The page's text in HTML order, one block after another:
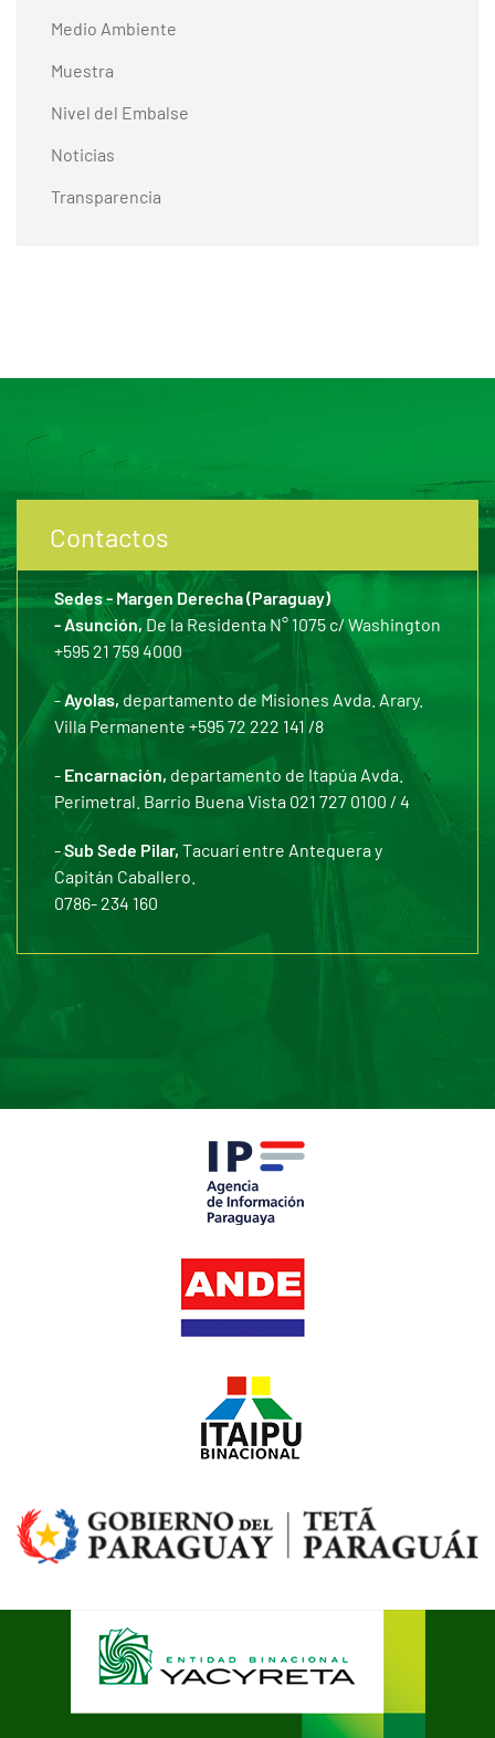
Medio Ambiente
Muestra
Nivel del Embalse
Noticias
Transparencia
Contactos
Sedes - Margen Derecha (Paraguay)
- Asunción,De la Residenta N° 1075 c/ Washington
+595 21 759 4000
-Ayolas, departamento de Misiones Avda. Arary.
Villa Permanente +595 72 222 141 /8
- Encarnación, departamento de Itapúa Avda.
Perimetral. Barrio Buena Vista 021 727 0100 / 4
-Sub Sede Pilar, Tacuarí entre Antequera y
Capitán Caballero.
0786- 234 160